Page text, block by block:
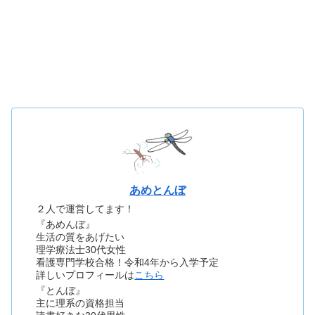
あめとんぼ
２人で運営してます！
『あめんぼ』
生活の質をあげたい
理学療法士30代女性
看護専門学校合格！令和4年から入学予定
詳しいプロフィールはこちら
『とんぼ』
主に理系の資格担当